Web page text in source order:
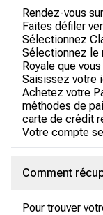
Rendez-vous
Faites défiler
Sélectionnez
Sélectionnez le
Royale que
Saisissez votre
Achetez votre
méthodes de
carte de crédit
Votre compte
Comment
Pour trouver